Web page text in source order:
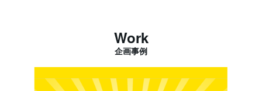
Work
企画事例